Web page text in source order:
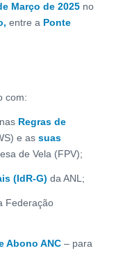
Março de 2025 no
entre a Ponte
com:
Regras de
e as suas
de Vela (FPV);
(IdR-G) da ANL;
Federação
Abono ANC – para